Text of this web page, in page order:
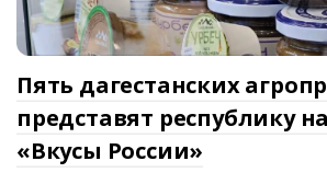
Пять дагестанских
представят республику
«Вкусы России»